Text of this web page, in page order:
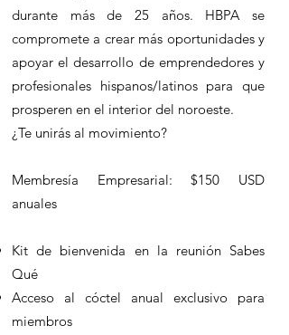
durante más de 25 años. HBPA se
compromete a crear más oportunidades y
apoyar el desarrollo de emprendedores y
profesionales hispanos/latinos para que
prosperen en el interior del noroeste.
¿Te unirás al movimiento?
Membresía Empresarial: $150 USD
anuales
Kit de bienvenida en la reunión Sabes
Qué
Acceso al cóctel anual exclusivo para
miembros